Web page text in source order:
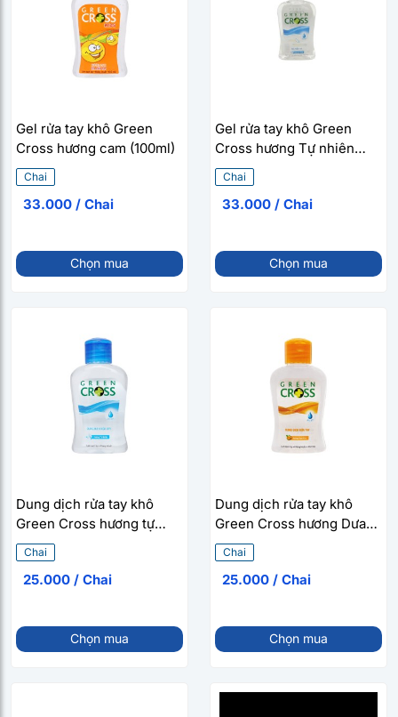
Gel rửa tay khô Green
Cross hương cam (100ml)
Chai
33.000 / Chai
Chọn mua
Gel rửa tay khô Green
Cross hương Tự nhiên
(100ml)
Chai
33.000 / Chai
Chọn mua
Dung dịch rửa tay khô
Green Cross hương tự
nhiên (100ml)
Chai
25.000 / Chai
Chọn mua
Dung dịch rửa tay khô
Green Cross hương Dưa
Táo (100ml)
Chai
25.000 / Chai
Chọn mua